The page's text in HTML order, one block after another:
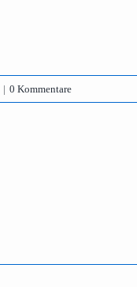
| 0 Kommentare